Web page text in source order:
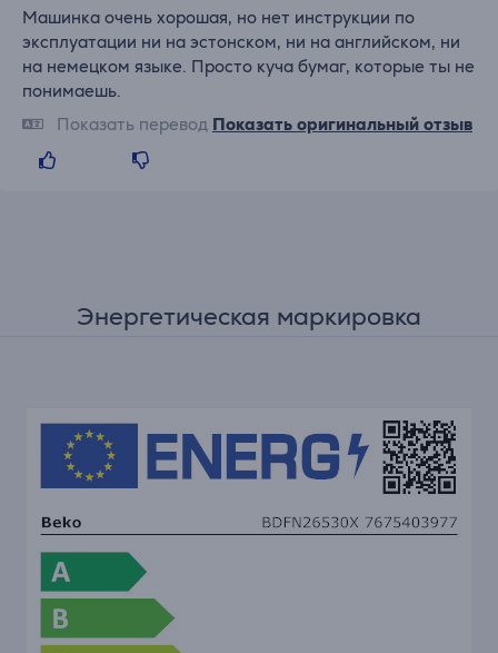
Машинка очень хорошая, но нет инструкции по
эксплуатации ни на эстонском, ни на английском, ни
на немецком языке. Просто куча бумаг, которые ты не
понимаешь.
Показать перевод Показать оригинальный отзыв
Энергетическая маркировка